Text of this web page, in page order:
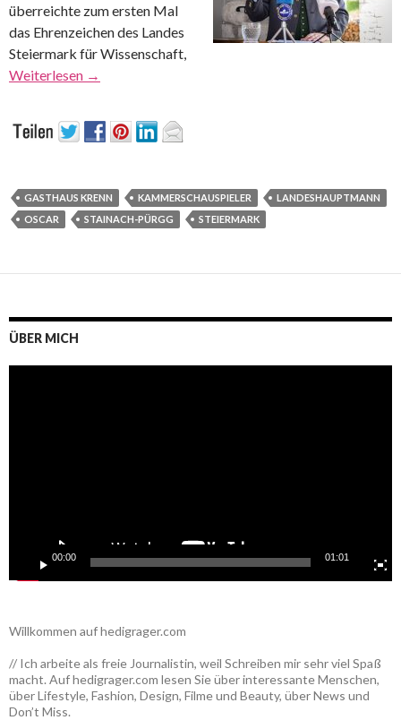
überreichte zum ersten Mal
das Ehrenzeichen des Landes
Steiermark für Wissenschaft,
Weiterlesen →
GASTHAUS KRENN KAMMERSCHAUSPIELER
LANDESHAUPTMANN
OSCAR
STAINACH-PÜRGG STEIERMARK
ÜBER MICH
00:00 01:01
Willkommen auf hedigrager.com
// Ich arbeite als freie Journalistin, weil Schreiben mir sehr viel Spaß
macht. Auf hedigrager.com lesen Sie über interessante Menschen,
über Lifestyle, Fashion, Design, Filme und Beauty, über News und
Don’t Miss.